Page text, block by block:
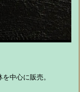
中心に販売。